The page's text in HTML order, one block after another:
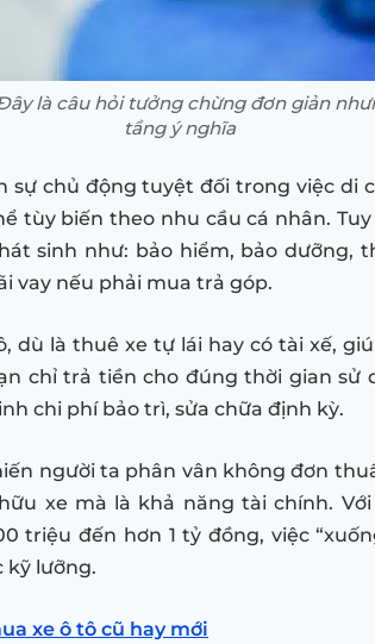
là câu hỏi tưởng chừng đơn giản
tầng ý nghĩa
sự chủ động tuyệt đối trong việc di
tùy biến theo nhu cầu cá nhân.
sinh như: bảo hiểm, bảo dưỡng,
vay nếu phải mua trả góp.
dù là thuê xe tự lái hay có tài xế,
chỉ trả tiền cho đúng thời gian sử
chi phí bảo trì, sửa chữa định kỳ.
người ta phân vân không đơn
xe mà là khả năng tài chính.
triệu đến hơn 1 tỷ đồng, việc
kỹ lưỡng.
xe ô tô cũ hay mới